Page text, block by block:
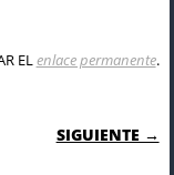
ELenlace permanente.
SIGUIENTE →